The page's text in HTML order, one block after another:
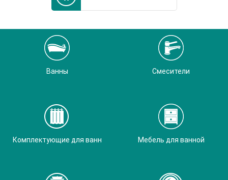
Ванны Смесители
Комплектующие для ванн Мебель для ванной